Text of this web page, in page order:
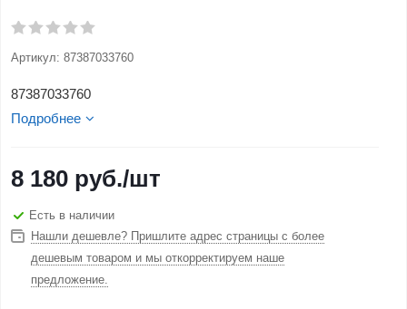
Артикул: 87387033760
87387033760
Подробнее
8 180 руб./шт
Есть в наличии
Нашли дешевле? Пришлите адрес страницы с более
дешевым товаром и мы откорректируем наше
предложение.